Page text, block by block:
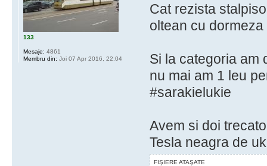
Cat rezista
oltean cu
Si la categoria am
nu mai am 1 leu
#sarakielukie
Avem si doi
Tesla neagra de
FIŞIERE ATAŞATE
133
Mesaje: 4861
Membru din: Joi 07 Apr 2016, 22:04